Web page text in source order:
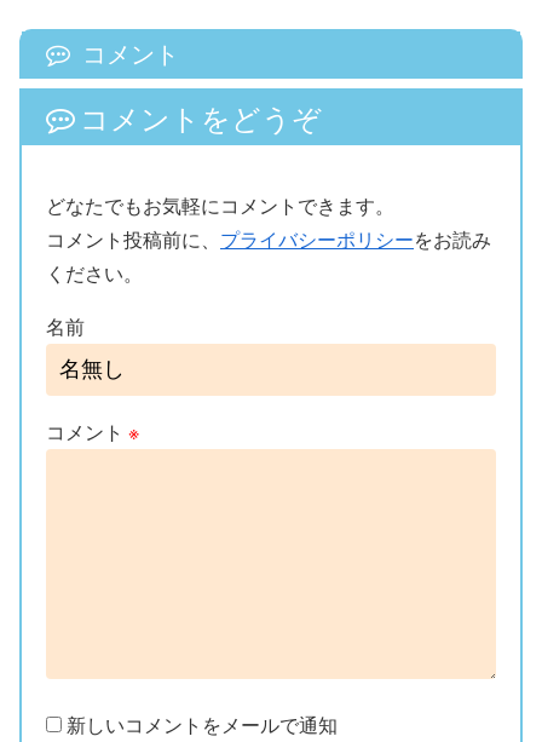
コメント
コメントをどうぞ
どなたでもお気軽にコメントできます。
コメント投稿前に、 プライバシーポリシーをお読み
ください。
名前
コメント ※
新しいコメントをメールで通知